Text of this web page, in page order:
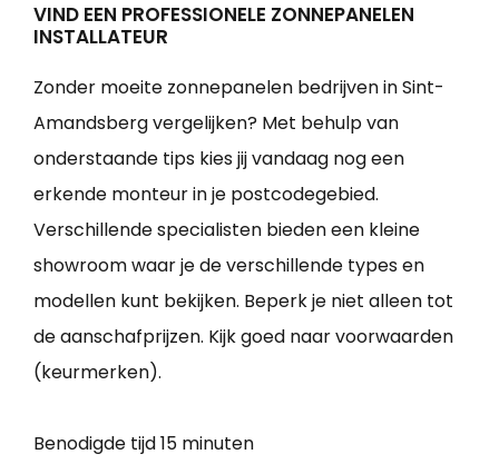
VIND EEN PROFESSIONELE ZONNEPANELEN
INSTALLATEUR
Zonder moeite zonnepanelen bedrijven in Sint-
Amandsberg vergelijken? Met behulp van
onderstaande tips kies jij vandaag nog een
erkende monteur in je postcodegebied.
Verschillende specialisten bieden een kleine
showroom waar je de verschillende types en
modellen kunt bekijken. Beperk je niet alleen tot
de aanschafprijzen. Kijk goed naar voorwaarden
(keurmerken).
Benodigde tijd15 minuten